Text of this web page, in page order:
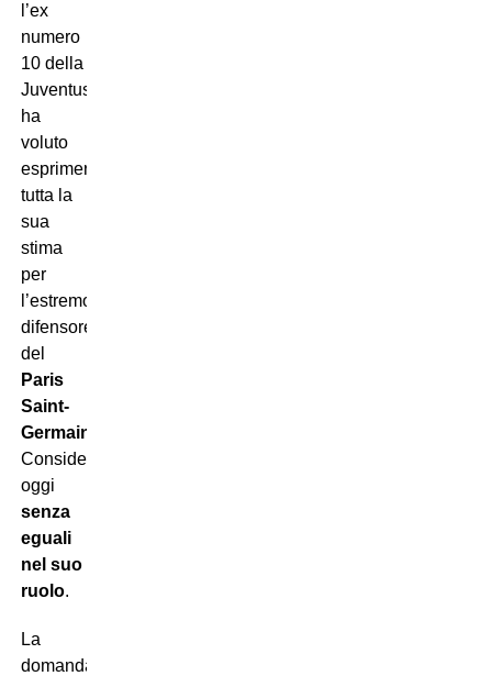
l’ex
numero
10 della
Juventus
ha
voluto
esprimere
tutta la
sua
stima
per
l’estremo
difensore
del
Paris
Saint-
Germain
Considerandolo
oggi
senza
eguali
nel suo
ruolo.
La
domanda